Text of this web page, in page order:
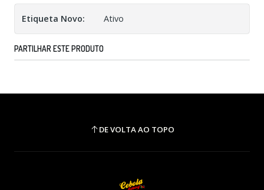
Etiqueta Novo: Ativo
PARTILHAR ESTE PRODUTO
DE VOLTA AO TOPO